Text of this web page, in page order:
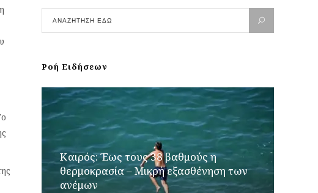
Ροή Ειδήσεων
Καιρός: Έως τους 38 βαθμούς η
θερμοκρασία – Μικρή εξασθένηση των
ανέμων